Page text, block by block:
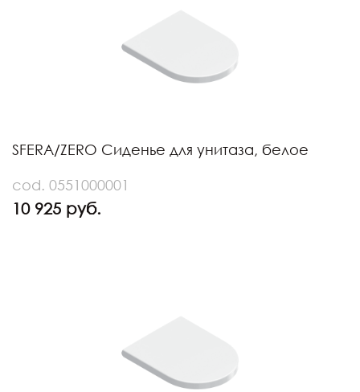
SFERA/ZERO Сиденье для унитаза, белое
cod. 0551000001
10 925 руб.